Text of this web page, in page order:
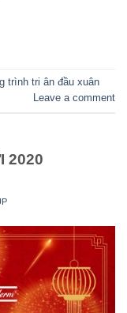
trình tri ân đầu xuân
Leave a comment
2020